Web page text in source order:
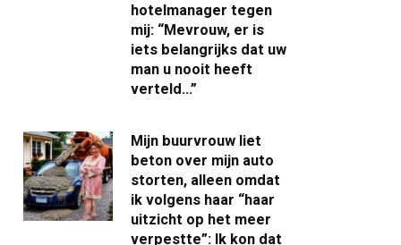
hotelmanager tegen
mij: “Mevrouw, er is
iets belangrijks dat uw
man u nooit heeft
verteld…”
Mijn buurvrouw liet
beton over mijn auto
storten, alleen omdat
ik volgens haar “haar
uitzicht op het meer
verpestte”: Ik kon dat